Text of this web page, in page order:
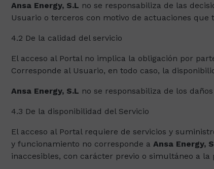
Ansa Energy, S.L no se responsabiliza de las
Usuario o terceros con motivo de actuaciones
4.2 De la calidad del servicio
El acceso al Portal no implica la obligación por
Corresponde al Usuario, en todo caso, la
Ansa Energy, S.L no se responsabiliza de los
4.3 De la disponibilidad del Servicio
El acceso al Portal requiere de servicios y
y funcionamiento no corresponde a Ansa Energy,
inaccesibles, con carácter previo o simultáneo a la